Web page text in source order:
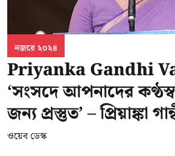
নজরে ২০২৪
Priyanka Gandhi
‘সংসদে আপনাদের
জন্য প্রস্তুত’ – প্রিয়াঙ্কা
ওয়েব ডেস্ক